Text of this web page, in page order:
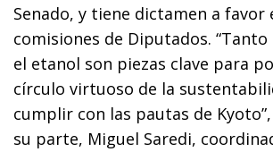
Senado, y tiene dictamen a favor
comisiones de Diputados.
el etanol son piezas clave para
círculo virtuoso de la
cumplir con las pautas de
su parte, Miguel Saredi,